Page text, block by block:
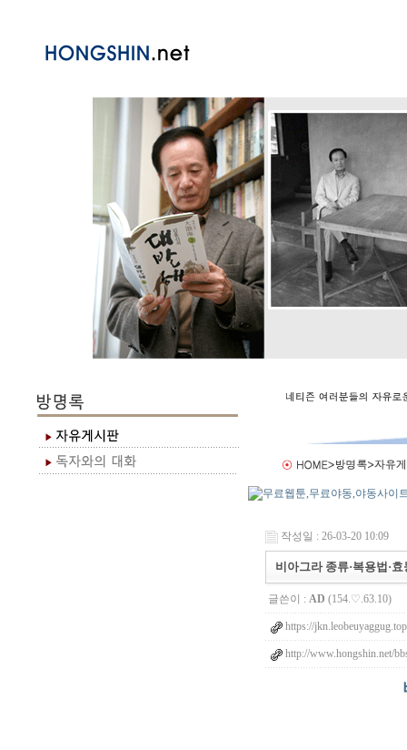
작성일 : 26-03-20 10:09
비아그라 종류·복용법·
글쓴이 : AD (154.♡.63.10)
https://jkn.leobeuyaggug.top
http://www.hongshin.net/